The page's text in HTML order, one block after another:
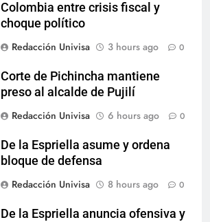
Colombia entre crisis fiscal y
choque político
Redacción Univisa
3 hours ago 0
Corte de Pichincha mantiene
preso al alcalde de Pujilí
Redacción Univisa
6 hours ago 0
De la Espriella asume y ordena
bloque de defensa
Redacción Univisa
8 hours ago 0
De la Espriella anuncia ofensiva y